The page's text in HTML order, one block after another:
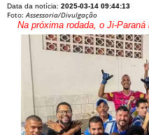
Data da notícia: 2025-03-14 09:44:13
Foto:Assessoria/Divulgação
Na próxima rodada, o Ji-